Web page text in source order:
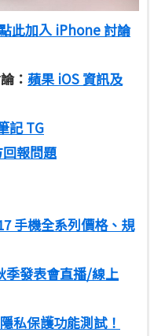
此加入 iPhone 討論
： 蘋果 iOS 資訊及
記 TG
報問題
手機全系列價格、規
季發表會直播/線上
私保護功能測試！